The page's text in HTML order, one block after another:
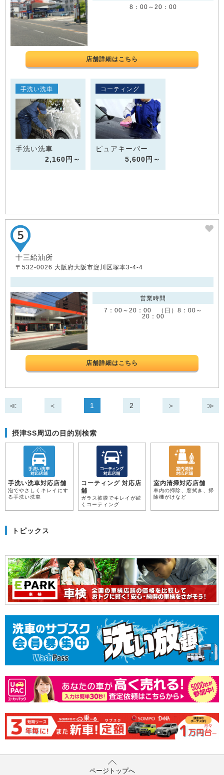
8：00～20：00
店舗詳細はこちら
手洗い洗車
手洗い洗車
2,160円～
コーティング
ピュアキーパー
5,600円～
十三給油所
〒532-0026 大阪府大阪市淀川区塚本3-4-4
営業時間
7：00～20：00 （日）8：00～
20：00
店舗詳細はこちら
≪ ＜ 1 2 ＞ ≫
摂津SS周辺の目的別検索
手洗い洗車対応店舗
泡でやさしくキレイにす
る手洗い洗車
コーティング 対応店
舗
ガラス被膜でキレイが続
くコーティング
室内清掃対応店舗
車内の掃除、窓拭き、掃
除機がけなど
トピックス
ページトップへ